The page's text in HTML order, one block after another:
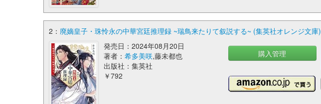
2： 廃嫡皇子・珠怜永の中華宮廷推理録 ~瑞鳥来たりて叙説する~ (集英社オレンジ文庫)
発売日：2024年08月20日
著者： 希多美咲,藤未都也
出版社：集英社
￥792
購入管理